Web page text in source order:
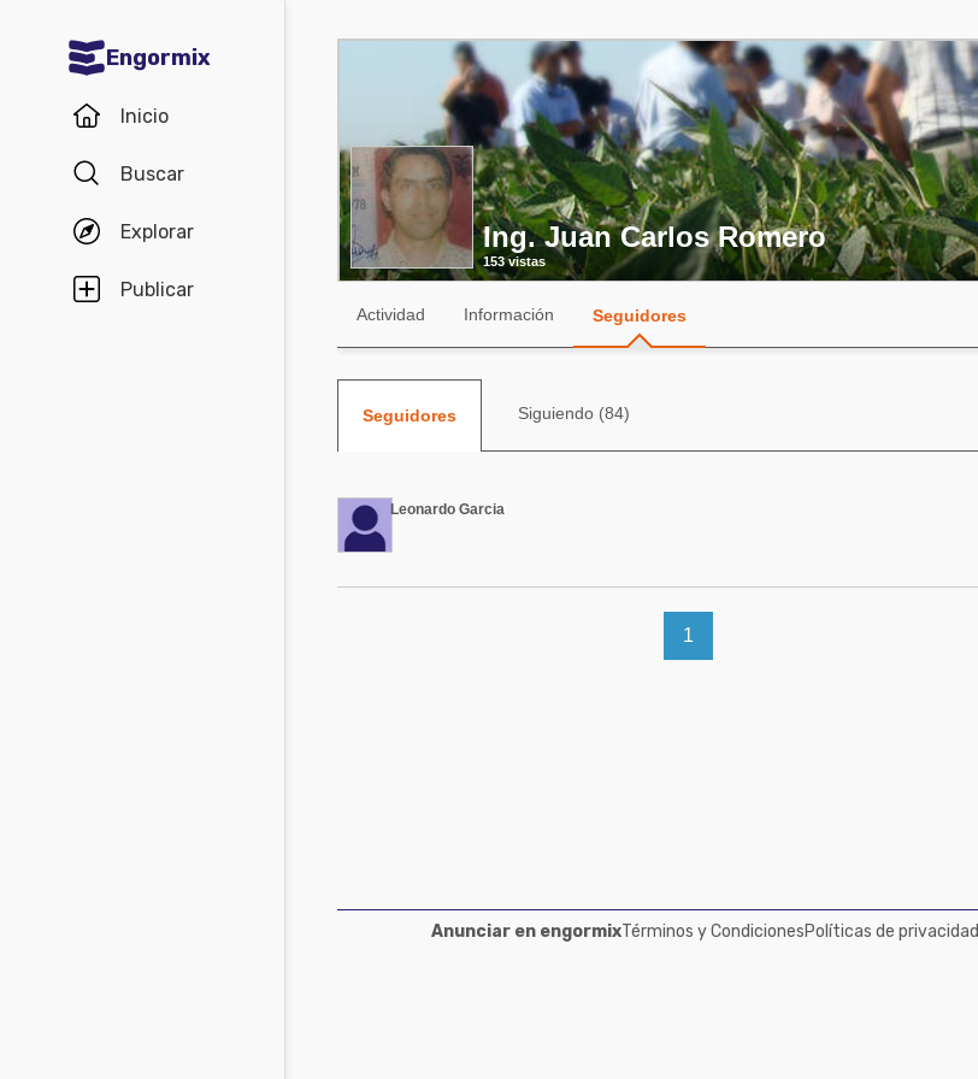
Engormix
Inicio
Buscar
Explorar
Publicar
Comunidades en español
Agricultura
Balanceados - Piensos
Avicultura
Ganadería
Porcicultura
Mascotas
Comunidades en inglés
Comunidades en portugués
Ing. Juan Carlos Romero
153 vistas
Actividad Información Seguidores
Seguidores Siguiendo (84)
Leonardo Garcia
1
Anunciar en engormixTérminos y CondicionesPolíticas de privacidad